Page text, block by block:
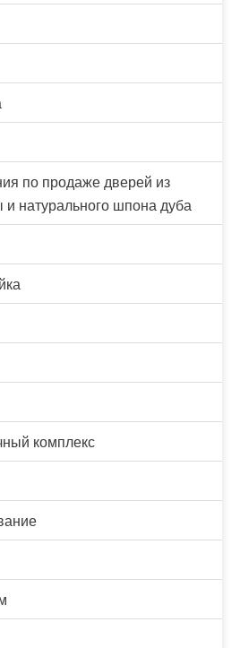
по продаже дверей из
и натурального шпона дуба
комплекс